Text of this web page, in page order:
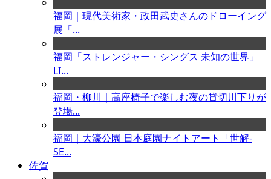
福岡｜現代美術家・政田武史さんのドローイング
展「...
福岡「ストレンジャー・シングス 未知の世界」
LI...
福岡・柳川｜高座椅子で楽しむ夜の貸切川下りが
登場...
福岡｜大濠公園 日本庭園ナイトアート「世解-
SE...
佐賀